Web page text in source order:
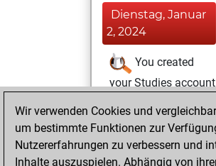
Dienstag, Januar
2, 2024
You created
your Studies account
Sonntag,
Dezember 10,
2023
Wir verwenden Cookies und
um bestimmte Funktionen zur
Nutzererfahrungen zu verbessern und
Inhalte auszuspielen. Abhängig von